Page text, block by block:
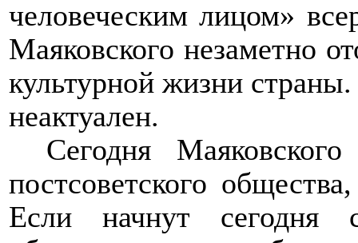
человеческим лицом»
Маяковского незаметно
культурной жизни
неактуален.
Сегодня
постсоветского
Если начнут сегодня